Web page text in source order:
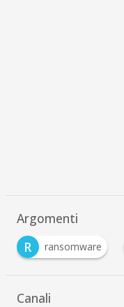
Argomenti
R
ransomware
Canali